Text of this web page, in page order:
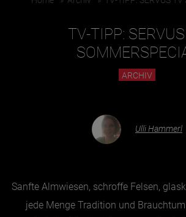
Lifestyle
Hotel & Reise
TV-TIPP:
ARCHIV
Ulli Hammerl
Sanfte Almwiesen, schroffe Felsen,
jede Menge Tradition und